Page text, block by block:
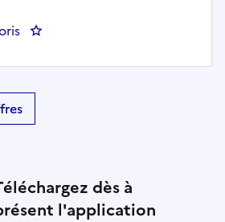
: Ingénieur-e en charge de
dès à
l'application